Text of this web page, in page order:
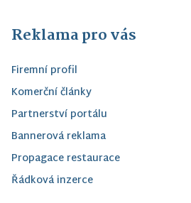
Reklama pro vás
Firemní profil
Komerční články
Partnerství portálu
Bannerová reklama
Propagace restaurace
Řádková inzerce